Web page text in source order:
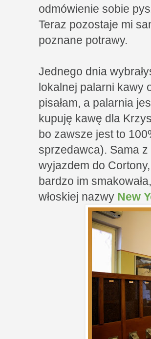
odmówienie sobie
Teraz pozostaje mi
poznane potrawy.
Jednego dnia
lokalnej palarni kawy
pisałam, a palarnia
kupuję kawę dla
bo zawsze jest to
sprzedawca). Sama
wyjazdem do
bardzo im
włoskiej nazwy New